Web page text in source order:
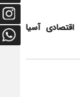
آسیا